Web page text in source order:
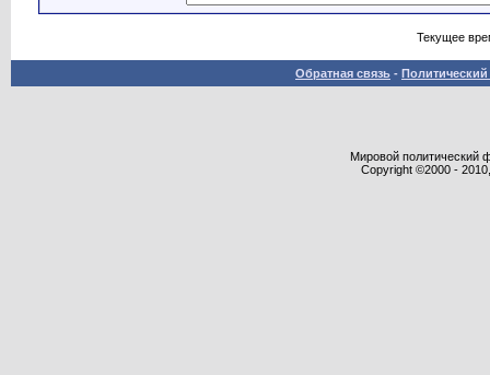
Текущее
Обратная связь -
Мировой политический
Copyright ©2000 -